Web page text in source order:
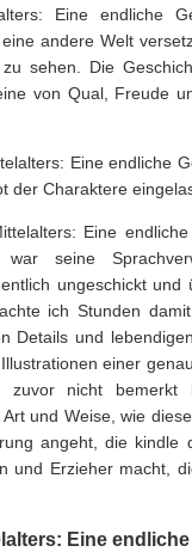
Eine endliche
andere Welt
sehen. Die
von Qual, Freude
Eine endliche
der Charaktere
Eine
war seine
ungeschickt
ich Stunden
Details und
einer
zuvor nicht
und Weise, wie
angeht, die
und Erzieher macht,
Eine